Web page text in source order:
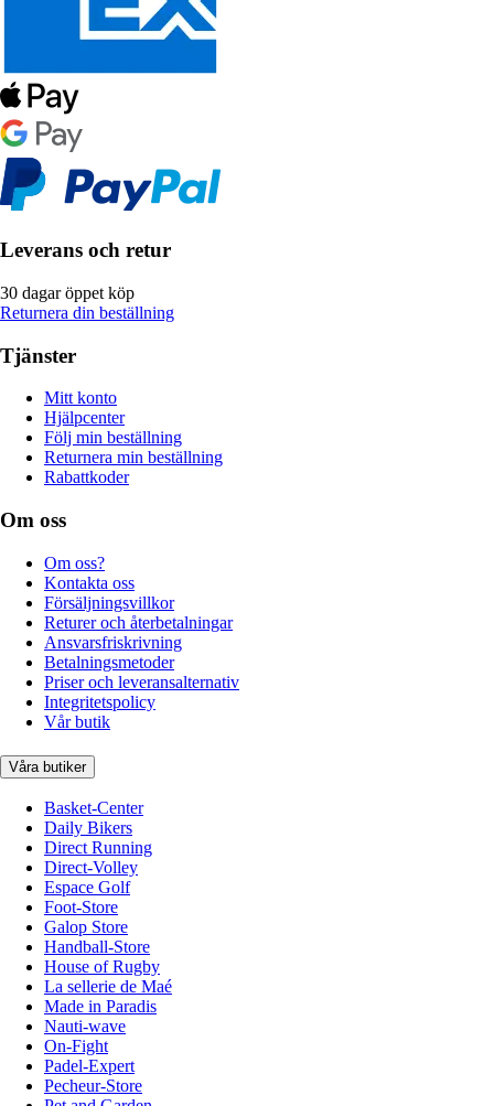
Leverans och retur
30 dagar öppet köp
Returnera din beställning
Tjänster
Mitt konto
Hjälpcenter
Följ min beställning
Returnera min beställning
Rabattkoder
Om oss
Om oss?
Kontakta oss
Försäljningsvillkor
Returer och återbetalningar
Ansvarsfriskrivning
Betalningsmetoder
Priser och leveransalternativ
Integritetspolicy
Vår butik
Våra butiker
Basket-Center
Daily Bikers
Direct Running
Direct-Volley
Espace Golf
Foot-Store
Galop Store
Handball-Store
House of Rugby
La sellerie de Maé
Made in Paradis
Nauti-wave
On-Fight
Padel-Expert
Pecheur-Store